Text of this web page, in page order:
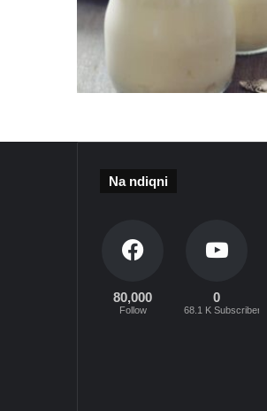
Na ndiqni
80,000
Follow
0
68.1 K Subscribers